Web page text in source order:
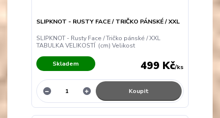
SLIPKNOT - RUSTY FACE / TRIČKO PÁNSKÉ / XXL
SLIPKNOT - Rusty Face / Tričko pánské / XXL
TABULKA VELIKOSTÍ (cm) Velikost
499 Kč/ks
Skladem
Koupit